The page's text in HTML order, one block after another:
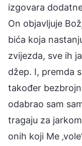
izgovara
On objavljuje
bića koja
zvijezda, sve ih
džep. I, premda
također
odabrao sam
tragaju za
onih koji Me